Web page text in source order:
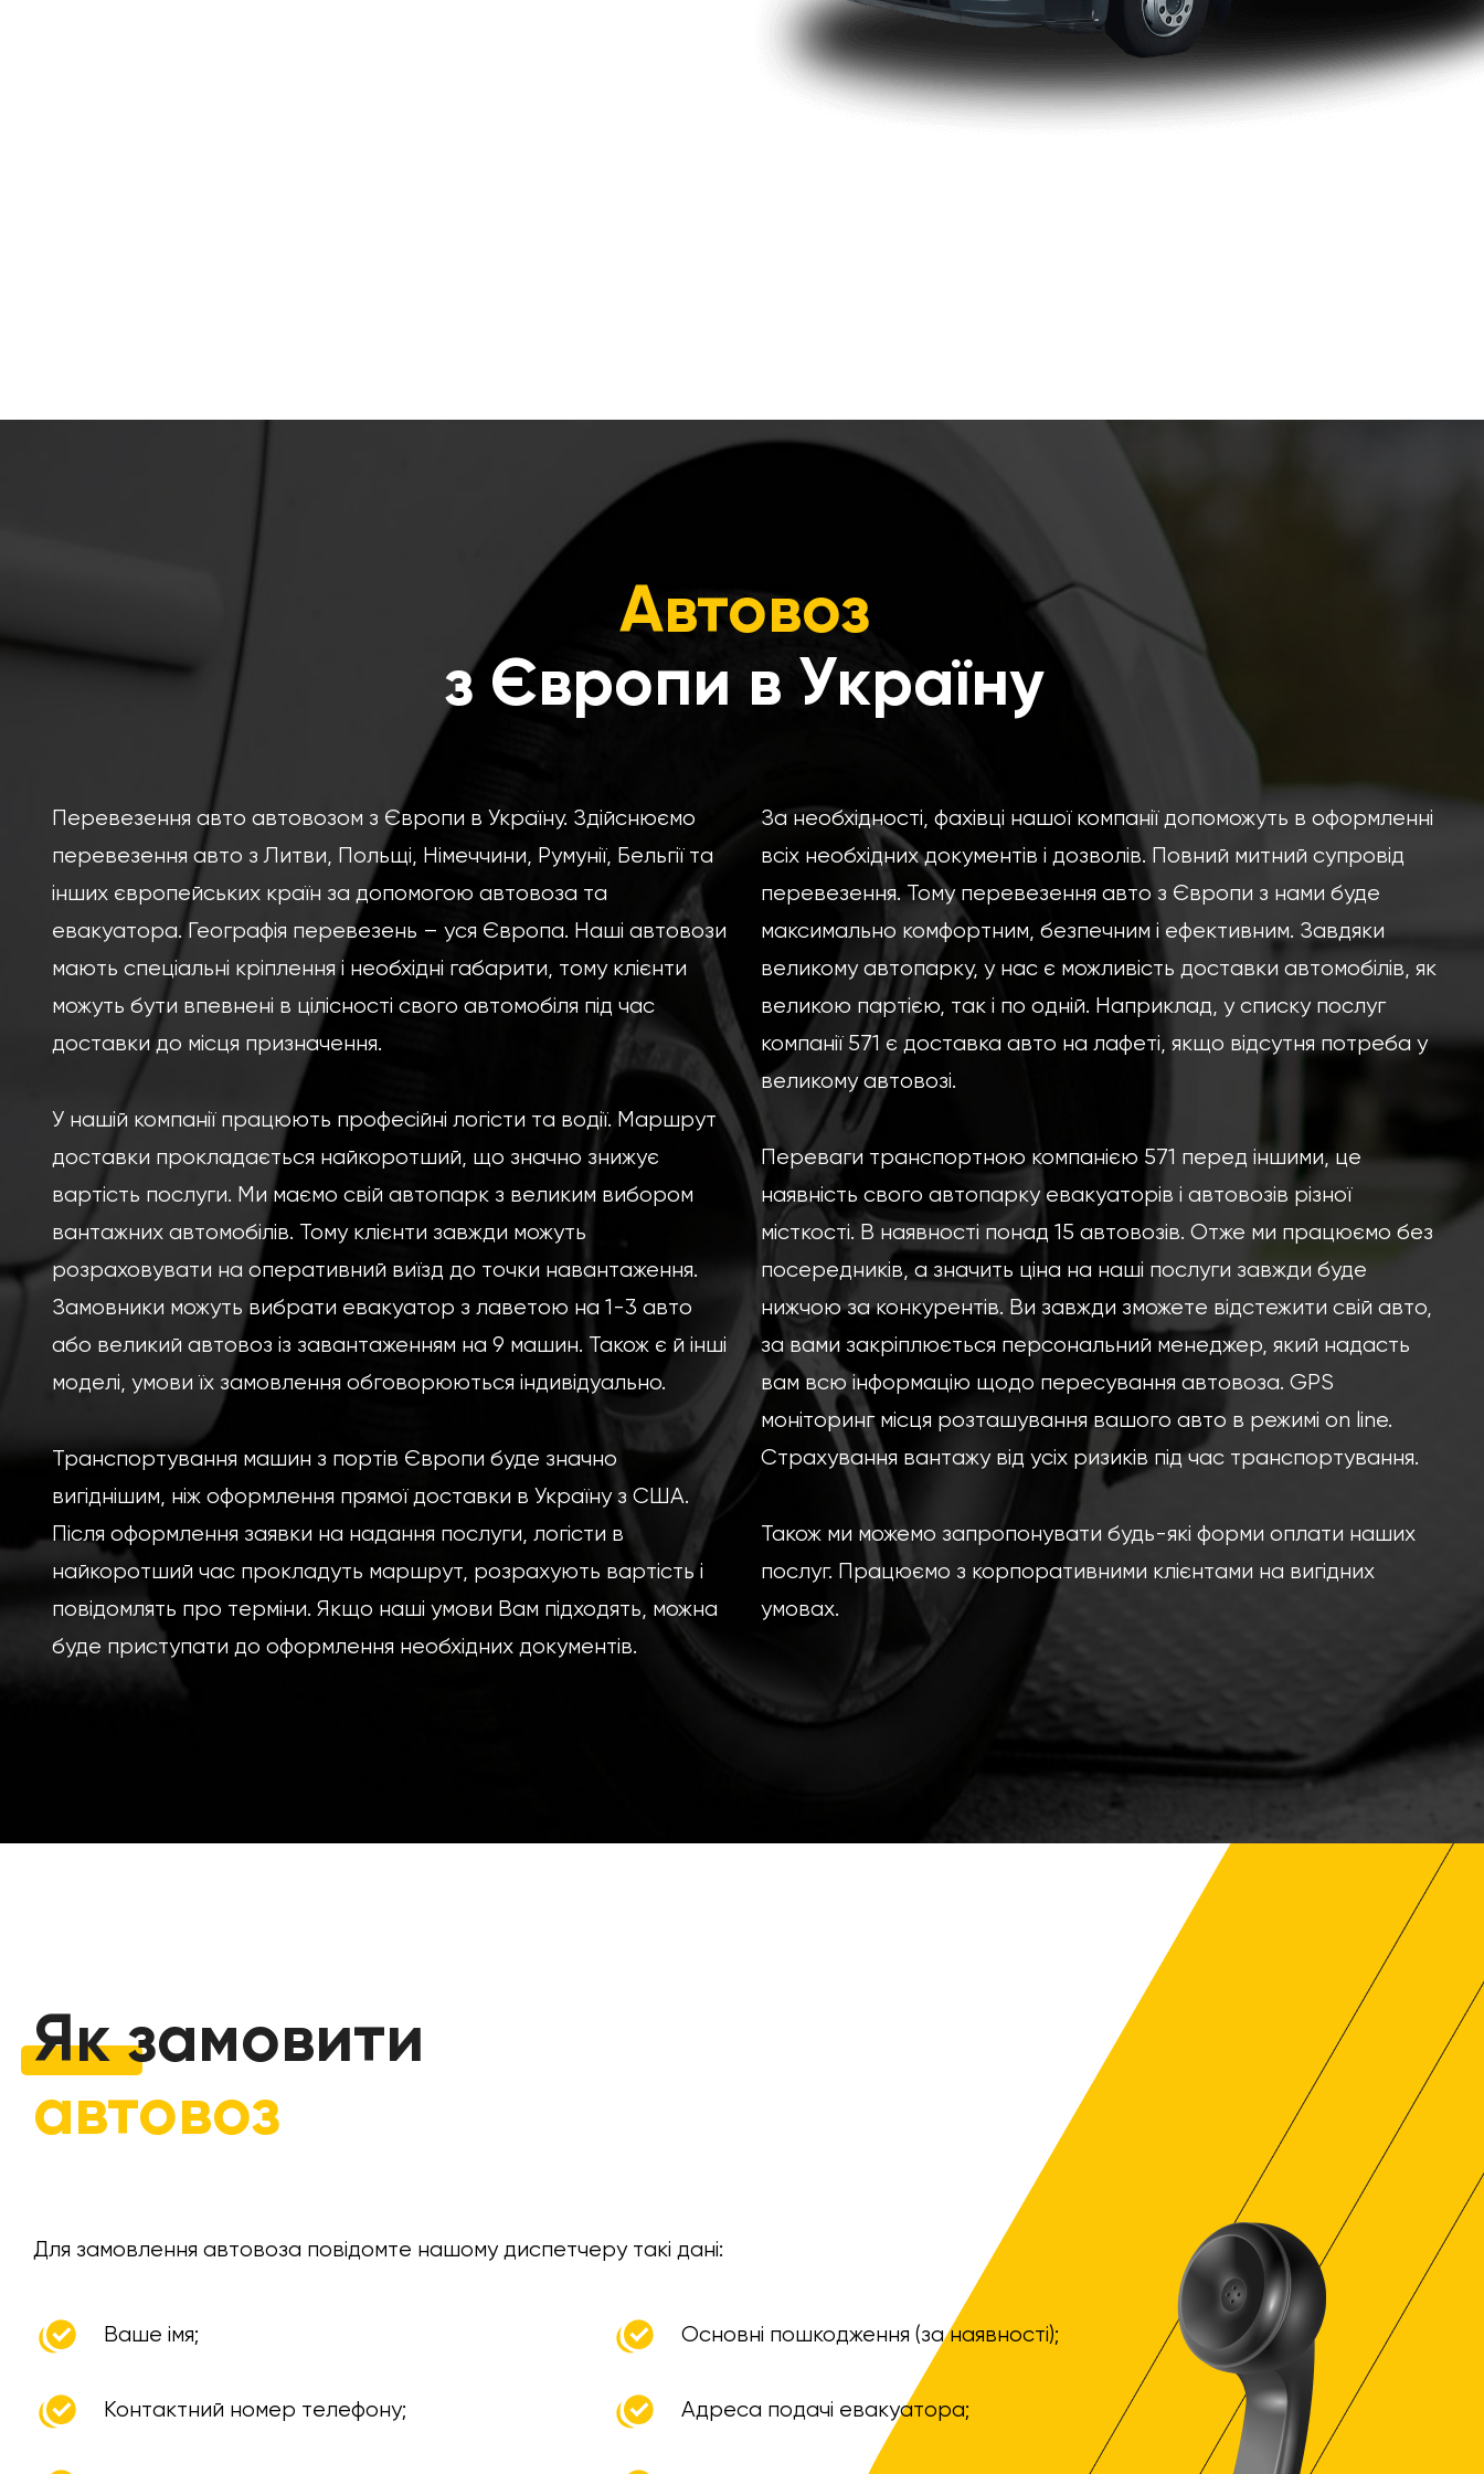
Автовоз
з Європи в Україну
Перевезення авто автовозом з Європи в Україну. Здійснюємо
перевезення авто з Литви, Польщі, Німеччини, Румунії, Бельгії та
інших європейських країн за допомогою автовоза та
евакуатора. Географія перевезень – уся Європа. Наші автовози
мають спеціальні кріплення і необхідні габарити, тому клієнти
можуть бути впевнені в цілісності свого автомобіля під час
доставки до місця призначення.
У нашій компанії працюють професійні логісти та водії. Маршрут
доставки прокладається найкоротший, що значно знижує
вартість послуги. Ми маємо свій автопарк з великим вибором
вантажних автомобілів. Тому клієнти завжди можуть
розраховувати на оперативний виїзд до точки навантаження.
Замовники можуть вибрати евакуатор з лаветою на 1-3 авто
або великий автовоз із завантаженням на 9 машин. Також є й інші
моделі, умови їх замовлення обговорюються індивідуально.
Транспортування машин з портів Європи буде значно
вигіднішим, ніж оформлення прямої доставки в Україну з США.
Після оформлення заявки на надання послуги, логісти в
найкоротший час прокладуть маршрут, розрахують вартість і
повідомлять про терміни. Якщо наші умови Вам підходять, можна
буде приступати до оформлення необхідних документів.
За необхідності, фахівці нашої компанії допоможуть в оформленні
всіх необхідних документів і дозволів. Повний митний супровід
перевезення. Тому перевезення авто з Європи з нами буде
максимально комфортним, безпечним і ефективним. Завдяки
великому автопарку, у нас є можливість доставки автомобілів, як
великою партією, так і по одній. Наприклад, у списку послуг
компанії 571 є доставка авто на лафеті, якщо відсутня потреба у
великому автовозі.
Переваги транспортною компанією 571 перед іншими, це
наявність свого автопарку евакуаторів і автовозів різної
місткості. В наявності понад 15 автовозів. Отже ми працюємо без
посередників, а значить ціна на наші послуги завжди буде
нижчою за конкурентів. Ви завжди зможете відстежити свій авто,
за вами закріплюється персональний менеджер, який надасть
вам всю інформацію щодо пересування автовоза. GPS
моніторинг місця розташування вашого авто в режимі on line.
Страхування вантажу від усіх ризиків під час транспортування.
Також ми можемо запропонувати будь-які форми оплати наших
послуг. Працюємо з корпоративними клієнтами на вигідних
умовах.
Як замовити
автовоз
Для замовлення автовоза повідомте нашому диспетчеру такі дані:
Ваше імя;
Контактний номер телефону;
Основні пошкодження (за наявності);
Адреса подачі евакуатора;